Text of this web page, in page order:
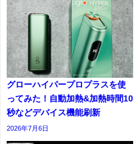
グローハイパープロプラスを使
ってみた！自動加熱&加熱時間10
秒などデバイス機能刷新
2026年7月6日